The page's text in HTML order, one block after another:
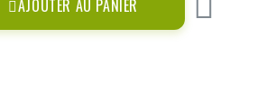
AJOUTER AU PANIER